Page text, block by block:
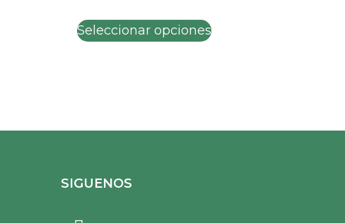
Seleccionar opciones
SIGUENOS